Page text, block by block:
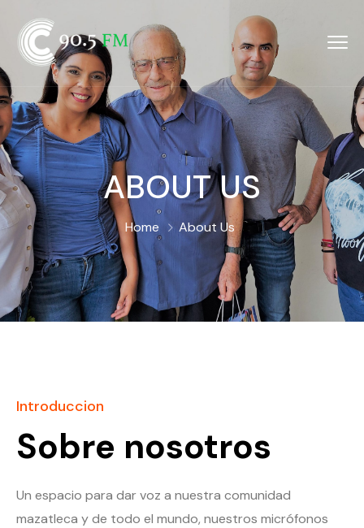
ABOUT US
Home About Us
Introduccion
Sobre nosotros
Un espacio para dar voz a nuestra comunidad
mazatleca y de todo el mundo, nuestros micrófonos